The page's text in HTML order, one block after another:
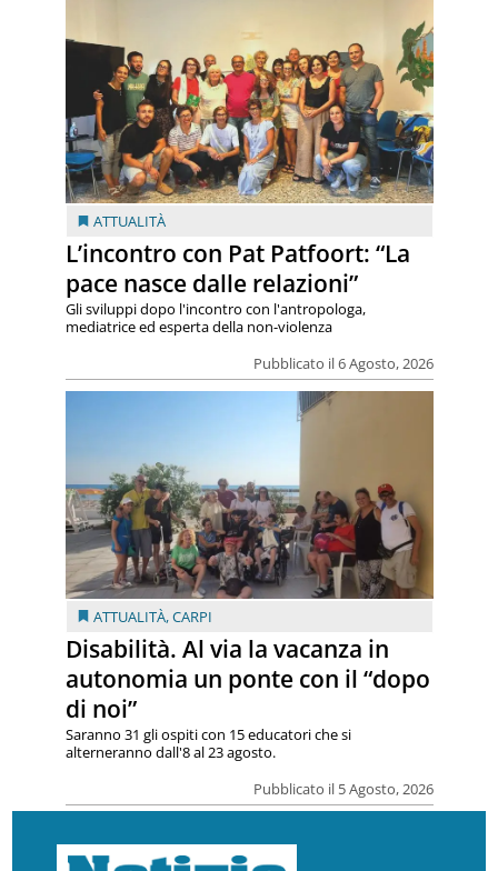
ATTUALITÀ
L’incontro con Pat Patfoort: “La
pace nasce dalle relazioni”
Pubblicato il 6 Agosto, 2026
Gli sviluppi dopo l'incontro con l'antropologa,
mediatrice ed esperta della non-violenza
ATTUALITÀ,CARPI
Disabilità. Al via la vacanza in
autonomia un ponte con il “dopo
di noi”
Pubblicato il 5 Agosto, 2026
Saranno 31 gli ospiti con 15 educatori che si
alterneranno dall'8 al 23 agosto.